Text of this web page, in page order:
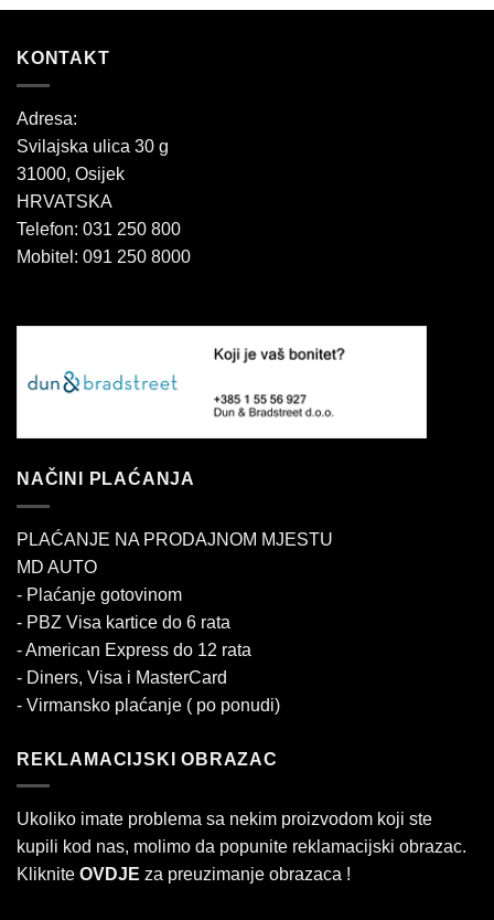
KONTAKT
Adresa:
Svilajska ulica 30 g
31000, Osijek
HRVATSKA
Telefon: 031 250 800
Mobitel: 091 250 8000
NAČINI PLAĆANJA
PLAĆANJE NA PRODAJNOM MJESTU
MD AUTO
- Plaćanje gotovinom
- PBZ Visa kartice do 6 rata
- American Express do 12 rata
- Diners, Visa i MasterCard
- Virmansko plaćanje ( po ponudi)
REKLAMACIJSKI OBRAZAC
Ukoliko imate problema sa nekim proizvodom koji ste
kupili kod nas, molimo da popunite reklamacijski obrazac.
Kliknite OVDJE za preuzimanje obrazaca !